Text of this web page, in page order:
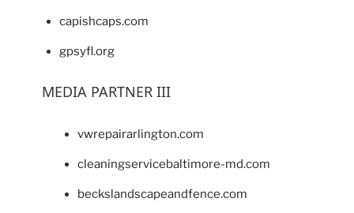
capishcaps.com
gpsyfl.org
MEDIA PARTNER III
vwrepairarlington.com
cleaningservicebaltimore-md.com
beckslandscapeandfence.com